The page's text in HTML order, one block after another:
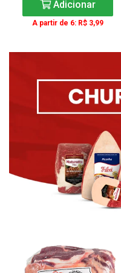
Adicionar
A partir de 6: R$ 3,99